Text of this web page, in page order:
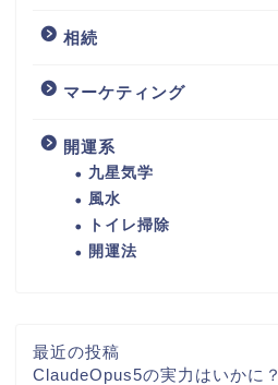
相続
マーケティング
開運系
九星気学
風水
トイレ掃除
開運法
最近の投稿
ClaudeOpus5の実力はいかに？